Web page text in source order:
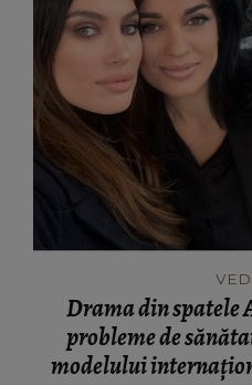
Drama din spatele
probleme de
modelului